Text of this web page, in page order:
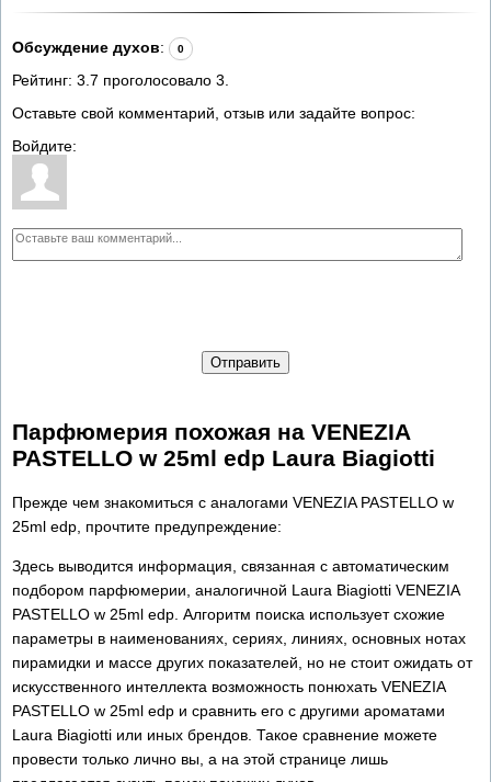
Обсуждение духов: 0
Рейтинг: 3.7 проголосовало 3
Оставьте свой комментарий, отзыв или задайте вопрос:
Войдите:
Отправить
Парфюмерия похожая на VENEZIA
PASTELLO w 25ml edp Laura Biagiotti
Прежде чем знакомиться с аналогами VENEZIA PASTELLO w
25ml edp, прочтите предупреждение:
Здесь выводится информация, связанная с автоматическим
подбором парфюмерии, аналогичной Laura Biagiotti VENEZIA
PASTELLO w 25ml edp. Алгоритм поиска использует схожие
параметры в наименованиях, сериях, линиях, основных нотах
пирамидки и массе других показателей, но не стоит ожидать от
искусственного интеллекта возможность понюхать VENEZIA
PASTELLO w 25ml edp и сравнить его с другими ароматами
Laura Biagiotti или иных брендов. Такое сравнение можете
провести только лично вы, а на этой странице лишь